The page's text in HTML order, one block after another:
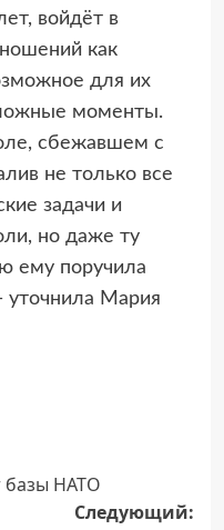
войдёт в
как
для их
моменты.
сбежавшем с
не только все
задачи и
но даже ту
ему поручила
Мария
базы НАТО
Следующий: